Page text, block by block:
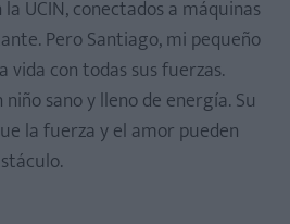
UCIN, conectados a máquinas
Pero Santiago, mi pequeño
con todas sus fuerzas.
niño sano y lleno de energía. Su
la fuerza y el amor pueden